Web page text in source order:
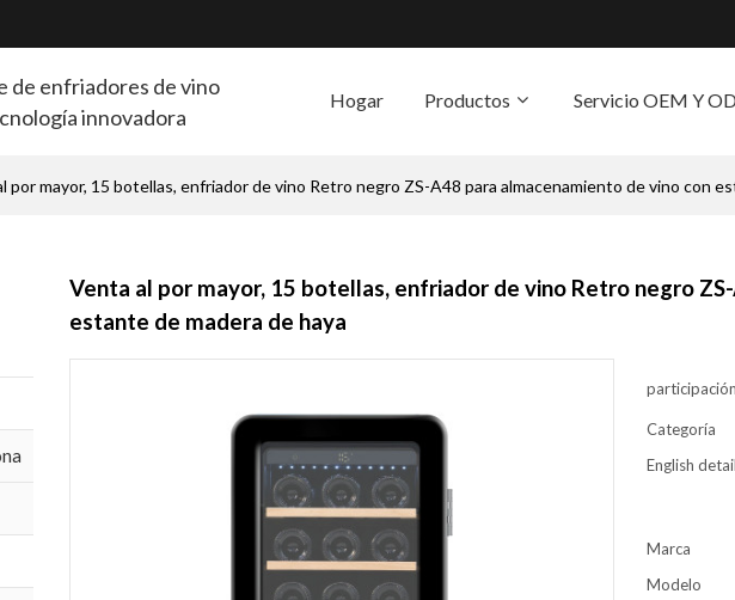
de enfriadores de vino
innovadora
Hogar Productos Servicio OEM Y
por mayor, 15 botellas, enfriador de vino Retro negro ZS-A48 para almacenamiento de vino con
Venta al por mayor, 15 botellas, enfriador de vino Retro negro
estante de madera de haya
participación
Categoría
English
Marca
Modelo